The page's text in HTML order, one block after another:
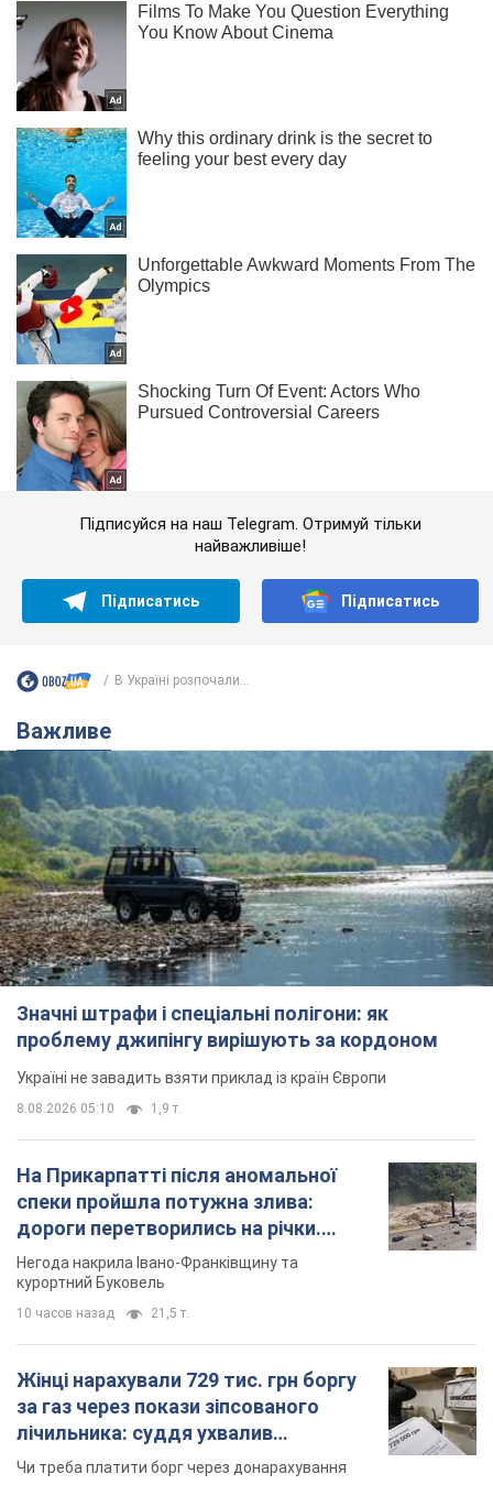
Підписуйся на наш Telegram. Отримуй тільки
найважливіше!
Підписатись Підписатись
В Україні розпочали...
Важливе
Значні штрафи і спеціальні полігони: як
проблему джипінгу вирішують за кордоном
Україні не завадить взяти приклад із країн Європи
8.08.2026 05:10 1,9 т.
На Прикарпатті після аномальної
спеки пройшла потужна злива:
дороги перетворились на річки.
Відео
Негода накрила Івано-Франківщину та
курортний Буковель
10 часов назад 21,5 т.
Жінці нарахували 729 тис. грн боргу
за газ через покази зіпсованого
лічильника: суддя ухвалив
неочікуване рішення
Чи треба платити борг через донарахування